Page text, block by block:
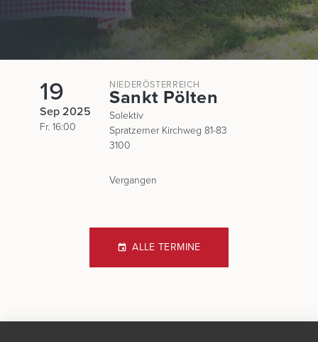
19
Sep 2025
Fr. 16:00
NIEDERÖSTERREICH
Sankt Pölten
Solektiv
Spratzerner Kirchweg 81-83
3100
Vergangen
ALLE TERMINE